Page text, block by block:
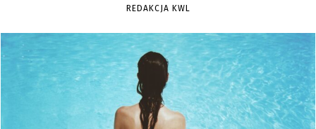
REDAKCJA KWL